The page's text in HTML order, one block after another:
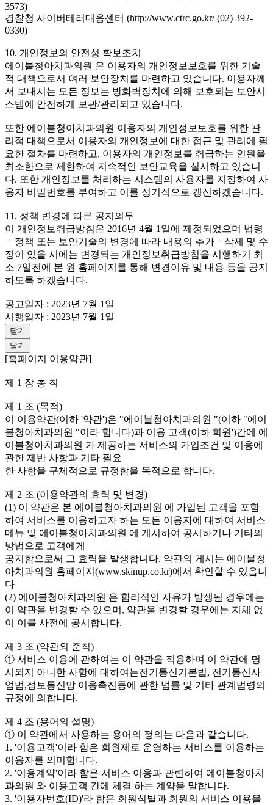
3573)
경찰청 사이버테러대응센터 (http://www.ctrc.go.kr/ (02) 392-
0330)
10. 개인정보의 안전성 확보조치
에이블청아치과의원 은 이용자의 개인정보보호를 위한 기술
적 대책으로서 여러 보안장치를 마련하고 있습니다. 이용자께
서 보내시는 모든 정보는 방화벽장치에 의해 보호되는 보안시
스템에 안전하게 보관/관리되고 있습니다.
또한 에이블청아치과의원 이용자의 개인정보보호를 위한 관
리적 대책으로서 이용자의 개인정보에 대한 접근 및 관리에 필
요한 절차를 마련하고, 이용자의 개인정보를 취급하는 인원을
최소한으로 제한하여 지속적인 보안교육을 실시하고 있습니
다. 또한 개인정보를 처리하는 시스템의 사용자를 지정하여 사
용자 비밀번호를 부여하고 이를 정기적으로 갱신하겠습니다.
11. 정책 변경에 따른 공지의무
이 개인정보취급방침은 2016년 4월 1일에 제정되었으며 법령
ㆍ정책 또는 보안기술의 변경에 따라 내용의 추가ㆍ삭제 및 수
정이 있을 시에는 변경되는 개인정보취급방침을 시행하기 최
소 7일전에 본 원 홈페이지를 통해 변경이유 및 내용 등을 공지
하도록 하겠습니다.
공고일자 : 2023년 7월 1일
시행일자 : 2023년 7월 1일
닫기
닫기
[홈페이지 이용약관]
제 1 장 총 칙
제 1 조 (목적)
이 이용약관(이하 '약관')은 "에이블청아치과의원 "(이하 "에이
블청아치과의원 "이라 합니다)과 이용 고객(이하'회원')간에 에
이블청아치과의원 가 제공하는 서비스의 가입조건 및 이용에
관한 제반 사항과 기타 필요
한 사항을 구체적으로 규정함을 목적으로 합니다.
제 2 조 (이용약관의 효력 및 변경)
(1) 이 약관은 본 에이블청아치과의원 에 가입된 고객을 포함
하여 서비스를 이용하고자 하는 모든 이용자에 대하여 서비스
메뉴 및 에이블청아치과의원 에 게시하여 공시하거나 기타의
방법으로 고객에게
공지함으로써 그 효력을 발생합니다. 약관의 게시는 에이블청
아치과의원 홈페이지(www.skinup.co.kr)에서 확인할 수 있읍니
다
(2) 에이블청아치과의원 은 합리적인 사유가 발생될 경우에는
이 약관을 변경할 수 있으며, 약관을 변경할 경우에는 지체 없
이 이를 사전에 공시합니다.
제 3 조 (약관외 준칙)
① 서비스 이용에 관하여는 이 약관을 적용하며 이 약관에 명
시되지 아니한 사항에 대하여는전기통신기본법, 전기통신사
업법,정보통신망 이용촉진등에 관한 법률 및 기타 관계법령의
규정에 의합니다.
제 4 조 (용어의 설명)
① 이 약관에서 사용하는 용어의 정의는 다음과 같습니다.
1. '이용고객'이라 함은 회원제로 운영하는 서비스를 이용하는
이용자를 의미합니다.
2. '이용계약'이라 함은 서비스 이용과 관련하여 에이블청아치
과의원 와 이용고객 간에 체결 하는 계약을 말합니다.
3. '이용자번호(ID)'라 함은 회원식별과 회원의 서비스 이용을